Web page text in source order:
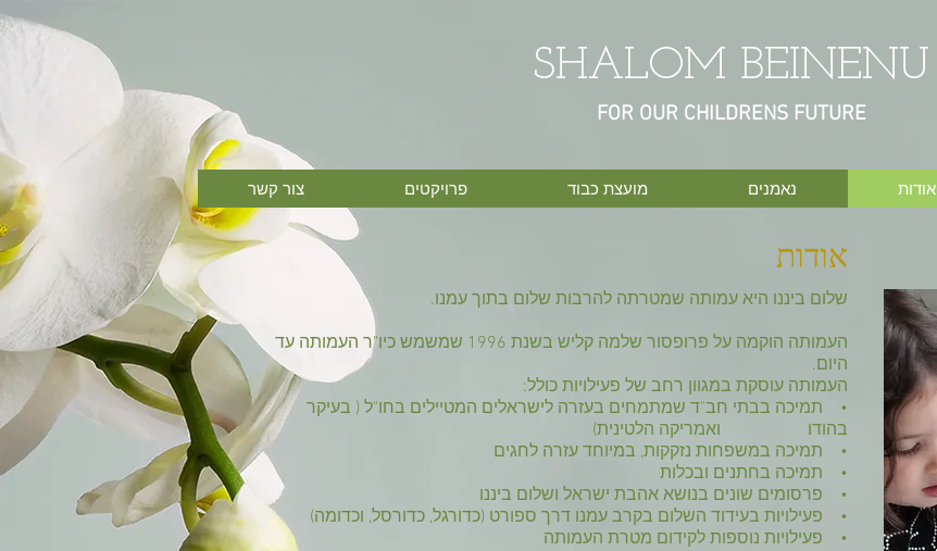
SHALOM BEINENU
FOR OUR CHILDRENS FUTURE
אודות נאמנים מועצת כבוד פרויקטים צור קשר
אודות
שלום ביננו היא עמותה שמטרתה להרבות שלום בתוך עמנו.
העמותה הוקמה על פרופסור שלמה קליש בשנת 1996 שמשמש כיו"ר העמותה עד
היום.
העמותה עוסקת במגוון רחב של פעילויות כולל:
• תמיכה בבתי חב"ד שמתמחים בעזרה לישראלים המטיילים בחו"ל ( בעיקר
בהודו ואמריקה הלטינית)
• תמיכה במשפחות נזקקות, במיוחד עזרה לחגים
• תמיכה בחתנים ובכלות
• פרסומים שונים בנושא אהבת ישראל ושלום ביננו
• פעילויות בעידוד השלום בקרב עמנו דרך ספורט (כדורגל, כדורסל, וכדומה)
• פעילויות נוספות לקידום מטרת העמותה